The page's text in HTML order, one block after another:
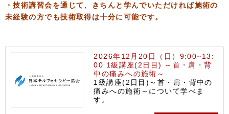
・技術講習会を通じて、きちんと学んでいただければ施術の
未経験の方でも技術取得は十分に可能です。
2026年12月20日（日）9:00~13:
00 1級講座(2日目) ～首・肩・背
中の痛みへの施術～
1級講座(2日目)～首・肩・背中の
痛みへの施術～について学べま
す。